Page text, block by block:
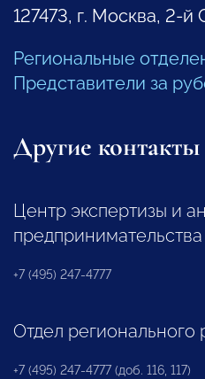
127473, г. Москва, 2-й
Региональные
Представители за
Другие контакты
Центр экспертизы и
предпринимательства
+7 (495) 247-4777
Отдел регионального
+7 (495) 247-4777 (доб. 116, 117)